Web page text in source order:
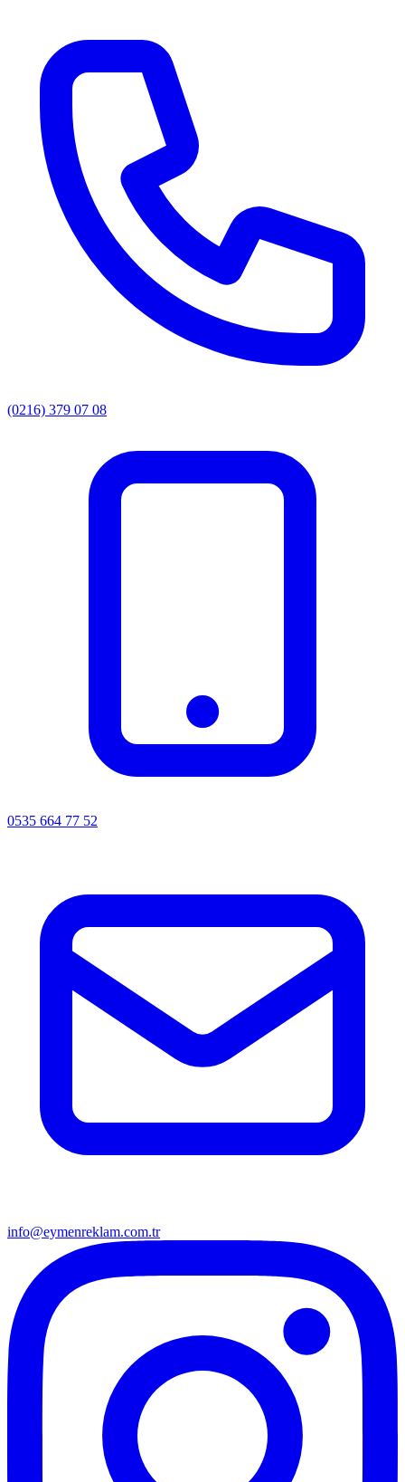
(0216) 379 07 08
0535 664 77 52
info@eymenreklam.com.tr